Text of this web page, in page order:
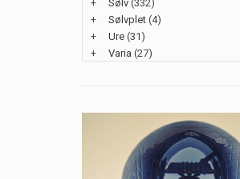
+
Sølv (332)
+
Sølvplet (4)
+
Ure (31)
+
Varia (27)